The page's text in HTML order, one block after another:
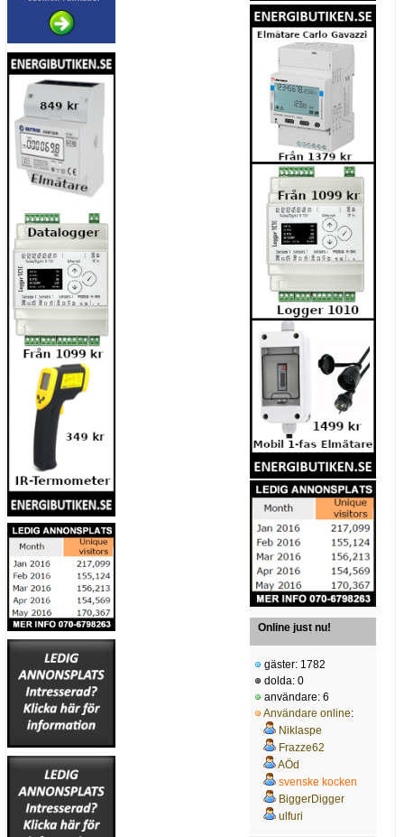
Online just nu!
gäster: 1782
dolda: 0
användare: 6
Användare online:
Niklaspe
Frazze62
AÖd
svenske kocken
BiggerDigger
ulfuri